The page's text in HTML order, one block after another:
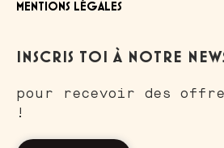
MENTIONS LÉGALES
INSCRIS TOI À NOTRE
pour recevoir des
!
Salut c'est nous...
les Cookies de Bagel
Corner !
On a attendu d'être sûrs que le contenu de